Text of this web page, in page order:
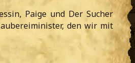
Paige und Der Sucher
den wir mit